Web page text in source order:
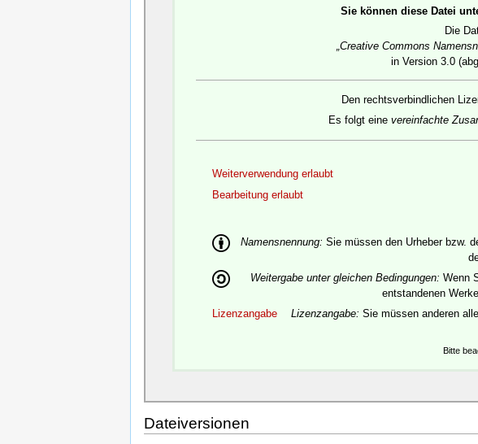
Sie können diese Datei
Die
„Creative Commons
in Version 3.0
Den rechtsverbindlichen
Es folgt eine vereinfachte
Weiterverwendung erlaubt
Bearbeitung erlaubt
Namensnennung: Sie müssen den Urheber bzw.
Weitergabe unter gleichen Bedingungen: Wenn
entstandenen
Lizenzangabe
Lizenzangabe: Sie müssen anderen
Bitte
Dateiversionen